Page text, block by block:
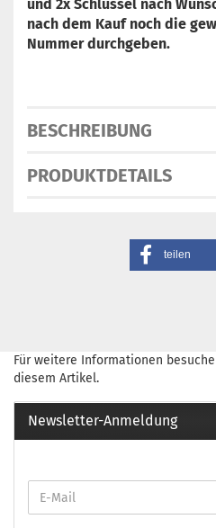
und 2x Schlüssel nach
nach dem Kauf noch die
Nummer durchgeben.
BESCHREIBUNG
PRODUKTDETAILS
teilen
Für weitere Informationen
diesem Artikel.
Newsletter-Anmeldung